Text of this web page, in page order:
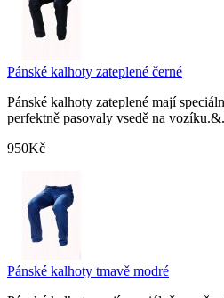
Pánské kalhoty zateplené černé
Pánské kalhoty zateplené mají
perfektně pasovaly vsedě na
950Kč
Pánské kalhoty tmavě modré